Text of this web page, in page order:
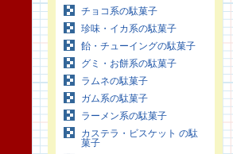
チョコ系の駄菓子
珍味・イカ系の駄菓子
飴・チューイングの駄菓子
グミ・お餅系の駄菓子
ラムネの駄菓子
ガム系の駄菓子
ラーメン系の駄菓子
カステラ・ビスケット の駄
菓子